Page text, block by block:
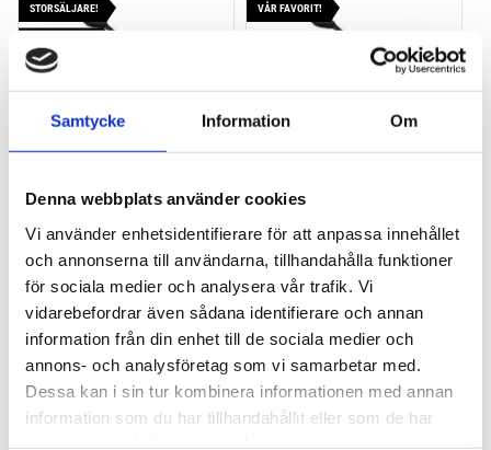
Samtycke Information Om
Denna webbplats använder cookies
Vi använder enhetsidentifierare för att anpassa innehållet
och annonserna till användarna, tillhandahålla funktioner
för sociala medier och analysera vår trafik. Vi
vidarebefordrar även sådana identifierare och annan
information från din enhet till de sociala medier och
annons- och analysföretag som vi samarbetar med.
Dessa kan i sin tur kombinera informationen med annan
information som du har tillhandahållit eller som de har
THULE PRORIDE
för takräcke
2 195 kr
2 395 kr
STORSÄLJARE!
THULE PRORIDE BLACK
takcykelhållare
2 395 kr
2 595 kr
VÅR FAVORIT!
Lägg till i favoriter